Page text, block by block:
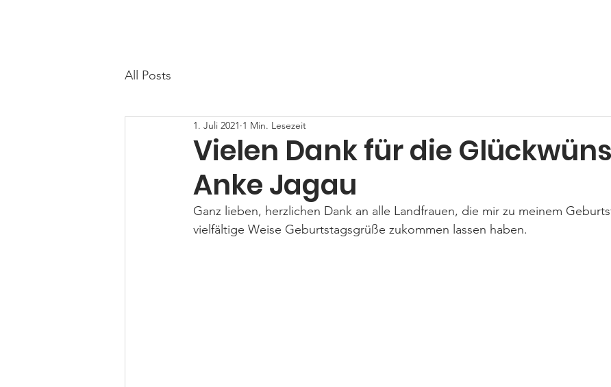
All Posts
Vielen Dank für die
Anke Jagau
1. Juli 2021 1 Min. Lesezeit
Ganz lieben, herzlichen Dank an alle Landfrauen, die mir zu meinem
vielfältige Weise Geburtstagsgrüße zukommen lassen haben.